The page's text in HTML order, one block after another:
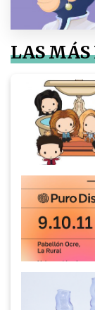
LAS MÁS